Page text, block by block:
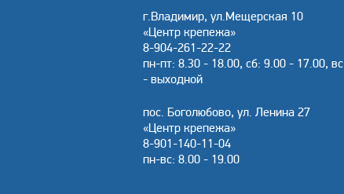
г.Владимир, ул.Мещерская 10
«Центр крепежа»
8-904-261-22-22
пн-пт: 8.30 - 18.00, сб: 9.00 - 17.00, вс
- выходной
пос. Боголюбово, ул. Ленина 27
«Центр крепежа»
8-901-140-11-04
пн-вс: 8.00 - 19.00